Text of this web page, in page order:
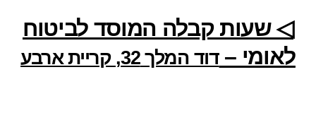
◁ שעות קבלה המוסד לביטוח
לאומי –דוד המלך 32, קריית ארבע